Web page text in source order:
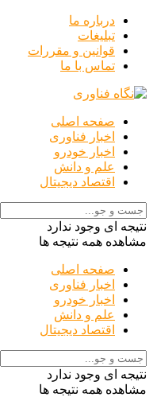
درباره ما
تبلیغات
قوانین و مقررات
تماس با ما
صفحه اصلی
اخبار فناوری
اخبار خودرو
علم و دانش
اقتصاد دیجیتال
نتیجه ای وجود ندارد
مشاهده همه نتیجه ها
صفحه اصلی
اخبار فناوری
اخبار خودرو
علم و دانش
اقتصاد دیجیتال
نتیجه ای وجود ندارد
مشاهده همه نتیجه ها